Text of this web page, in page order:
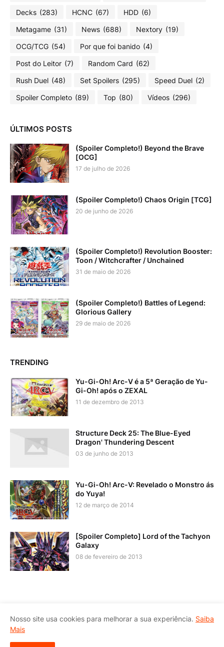
Decks (283) HCNC (67) HDD (6)
Metagame (31) News (688) Nextory (19)
OCG/TCG (54) Por que foi banido (4)
Post do Leitor (7) Random Card (62)
Rush Duel (48) Set Spoilers (295) Speed Duel (2)
Spoiler Completo (89) Top (80) Vídeos (296)
ÚLTIMOS POSTS
(Spoiler Completo!) Beyond the Brave
[OCG]
17 de julho de 2026
(Spoiler Completo!) Chaos Origin [TCG]
20 de junho de 2026
(Spoiler Completo!) Revolution Booster:
Toon / Witchcrafter / Unchained
31 de maio de 2026
(Spoiler Completo!) Battles of Legend:
Glorious Gallery
29 de maio de 2026
TRENDING
Yu-Gi-Oh! Arc-V é a 5ª Geração de Yu-
Gi-Oh! após o ZEXAL
11 de dezembro de 2013
Structure Deck 25: The Blue-Eyed
Dragon' Thundering Descent
03 de junho de 2013
Yu-Gi-Oh! Arc-V: Revelado o Monstro ás
do Yuya!
12 de março de 2014
[Spoiler Completo] Lord of the Tachyon
Galaxy
08 de fevereiro de 2013
Política de Conteúdo
Política de Comentários
Contato
Nosso site usa cookies para melhorar a sua experiência. Saiba
Mais